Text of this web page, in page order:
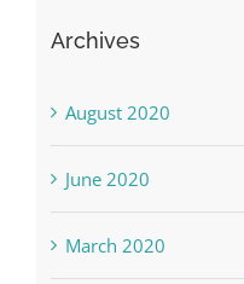
Archives
August 2020
June 2020
March 2020